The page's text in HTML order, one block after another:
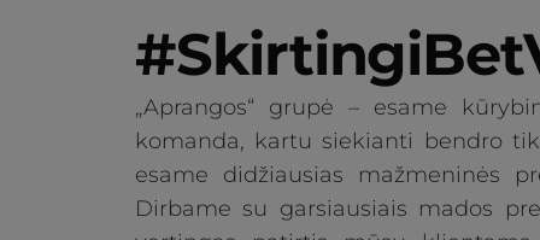
„Aprangos“ grupė – esame
komanda, kartu siekianti bendro
esame didžiausias mažmeninės
Dirbame su garsiausiais mados